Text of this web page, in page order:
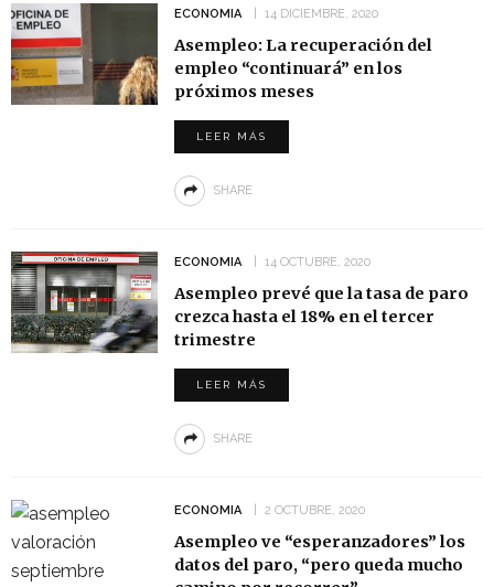
ECONOMIA 14 DICIEMBRE, 2020
Asempleo: La recuperación del
empleo “continuará” en los
próximos meses
LEER MÁS
SHARE
ECONOMIA 14 OCTUBRE, 2020
Asempleo prevé que la tasa de paro
crezca hasta el 18% en el tercer
trimestre
LEER MÁS
SHARE
ECONOMIA 2 OCTUBRE, 2020
Asempleo ve “esperanzadores” los
datos del paro, “pero queda mucho